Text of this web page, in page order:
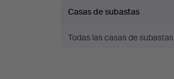
Auktionen
Casas de subastas
Todas las casas de subastas